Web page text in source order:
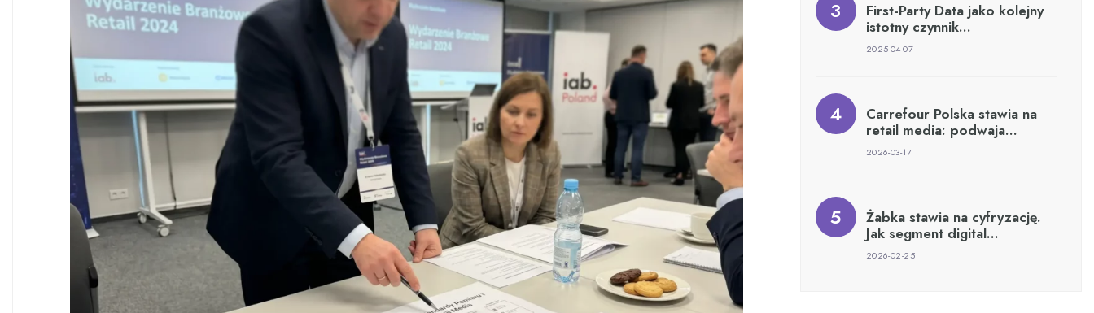
First-Party Data jako kolejny
istotny czynnik…
2025-04-07
Carrefour Polska stawia na
retail media: podwaja…
2026-03-17
Żabka stawia na cyfryzację.
Jak segment digital…
2026-02-25